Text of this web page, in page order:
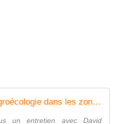
Les tisseurs de l'eau L'agroécologie dans les zones humides de Mexico-Tenochtitlán
un entretien avec David